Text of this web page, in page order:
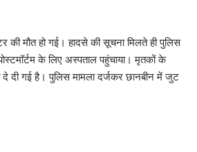
की मौत हो गई। हादसे की सूचना मिलते ही पुलिस
के लिए अस्पताल पहुंचाया। मृतकों के
दे दी गई है। पुलिस मामला दर्जकर छानबीन में जुट